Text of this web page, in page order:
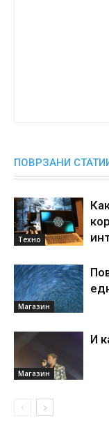
ПОВРЗАНИ
Техно
Магазин
Магазин
И